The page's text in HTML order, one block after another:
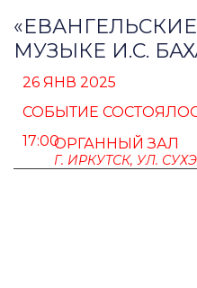
МУЗЫКЕ И.С.
26 ЯНВ 2025
СОБЫТИЕ
17:00ОРГАННЫЙ ЗАЛ
Г. ИРКУТСК, УЛ.